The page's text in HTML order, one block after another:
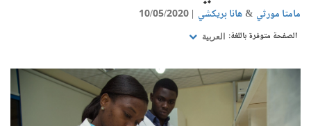
مامتا مورثي هانا بريكشي 10/05/2020
الصفحة متوفرة باللغة: العربية